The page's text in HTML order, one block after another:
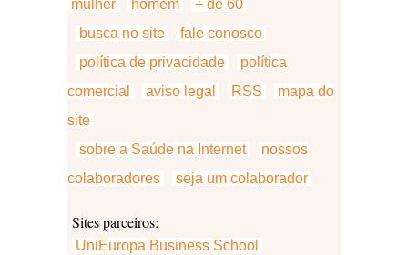
mulher
homem
+ de 60
busca no site
fale conosco
política de privacidade
política
comercial
aviso legal RSS
mapa do
site
sobre a Saúde na Internet
nossos
colaboradores
seja um colaborador
Sites parceiros:
UniEuropa Business School